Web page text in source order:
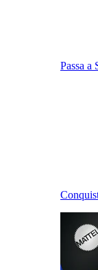
Passa a